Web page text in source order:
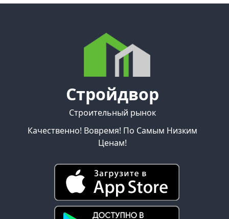
Стройдвор
Строительный рынок
Качественно! Вовремя! По Самым Низким
Ценам!